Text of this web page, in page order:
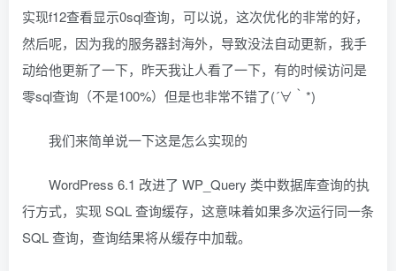
实现f12查看显示0sql查询，可以说，这次优化的非常的好，
然后呢，因为我的服务器封海外，导致没法自动更新，我手
动给他更新了一下，昨天我让人看了一下，有的时候访问是
零sql查询（不是100%）但是也非常不错了(´∀｀*)
我们来简单说一下这是怎么实现的
WordPress 6.1 改进了 WP_Query 类中数据库查询的执
行方式，实现 SQL 查询缓存，这意味着如果多次运行同一条
SQL 查询，查询结果将从缓存中加载。